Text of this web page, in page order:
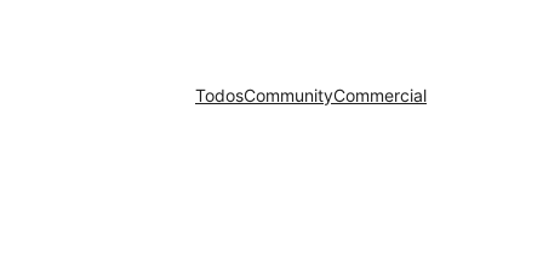
TodosCommunityCommercial